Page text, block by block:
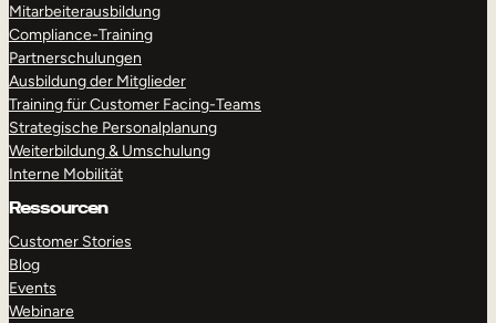
Mitarbeiterausbildung
Compliance-Training
Partnerschulungen
Ausbildung der Mitglieder
Training für Customer Facing-Teams
Strategische Personalplanung
Weiterbildung & Umschulung
Interne Mobilität
Ressourcen
Customer Stories
Blog
Events
Webinare